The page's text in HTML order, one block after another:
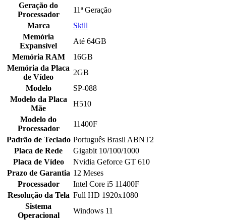
Geração do
Processador
11ª Geração
Marca
Skill
Memória
Expansível
Até 64GB
Memória RAM
16GB
Memória da Placa
de Vídeo
2GB
Modelo
SP-088
Modelo da Placa
Mãe
H510
Modelo do
Processador
11400F
Padrão de Teclado Português Brasil ABNT2
Placa de Rede
Gigabit 10/100/1000
Placa de Vídeo
Nvidia Geforce GT 610
Prazo de Garantia 12 Meses
Processador
Intel Core i5 11400F
Resolução da Tela Full HD 1920x1080
Sistema
Operacional
Windows 11